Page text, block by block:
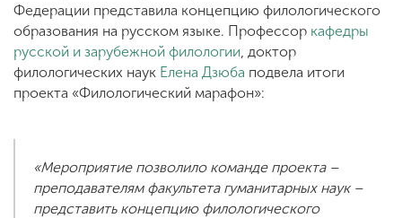
Федерации представила концепцию филологического
образования на русском языке. Профессор кафедры
русской и зарубежной филологии , доктор
филологических наук Елена Дзюба подвела итоги
проекта «Филологический марафон»:
«Мероприятие позволило команде проекта –
преподавателям факультета гуманитарных наук –
представить концепцию филологического